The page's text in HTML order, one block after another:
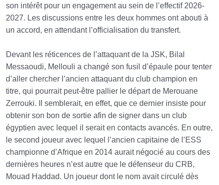
son intérêt pour un engagement au sein de l’effectif 2026-
2027. Les discussions entre les deux hommes ont abouti à
un accord, en attendant l’officialisation du transfert.
Devant les réticences de l’attaquant de la JSK, Bilal
Messaoudi, Mellouli a changé son fusil d’épaule pour tenter
d’aller chercher l’ancien attaquant du club champion en
titre, qui pourrait peut-être pallier le départ de Merouane
Zerrouki. Il semblerait, en effet, que ce dernier insiste pour
obtenir son bon de sortie afin de signer dans un club
égyptien avec lequel il serait en contacts avancés. En outre,
le second joueur avec lequel l’ancien capitaine de l’ESS
championne d’Afrique en 2014 aurait négocié au cours des
dernières heures n’est autre que le défenseur du CRB,
Mouad Haddad. Un joueur dont le nom avait circulé dès